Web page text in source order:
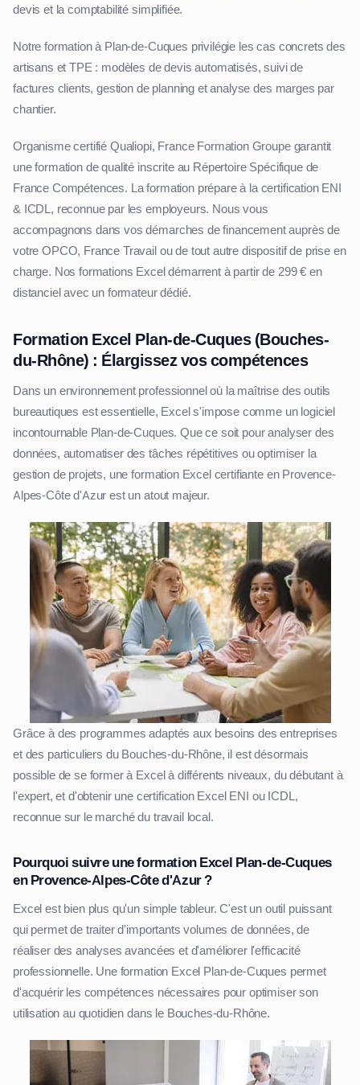
devis et la comptabilité simplifiée.
Notre formation à Plan-de-Cuques privilégie les cas concrets des
artisans et TPE : modèles de devis automatisés, suivi de
factures clients, gestion de planning et analyse des marges par
chantier.
Organisme certifié Qualiopi, France Formation Groupe garantit
une formation de qualité inscrite au Répertoire Spécifique de
France Compétences. La formation prépare à la certification ENI
& ICDL, reconnue par les employeurs. Nous vous
accompagnons dans vos démarches de financement auprès de
votre OPCO, France Travail ou de tout autre dispositif de prise en
charge. Nos formations Excel démarrent à partir de 299 € en
distanciel avec un formateur dédié.
Formation Excel Plan-de-Cuques (Bouches-
du-Rhône) : Élargissez vos compétences
Dans un environnement professionnel où la maîtrise des outils
bureautiques est essentielle, Excel s'impose comme un logiciel
incontournable Plan-de-Cuques. Que ce soit pour analyser des
données, automatiser des tâches répétitives ou optimiser la
gestion de projets, une formation Excel certifiante en Provence-
Alpes-Côte d'Azur est un atout majeur.
Grâce à des programmes adaptés aux besoins des entreprises
et des particuliers du Bouches-du-Rhône, il est désormais
possible de se former à Excel à différents niveaux, du débutant à
l'expert, et d'obtenir une certification Excel ENI ou ICDL,
reconnue sur le marché du travail local.
Pourquoi suivre une formation Excel Plan-de-Cuques
en Provence-Alpes-Côte d'Azur ?
Excel est bien plus qu'un simple tableur. C'est un outil puissant
qui permet de traiter d'importants volumes de données, de
réaliser des analyses avancées et d'améliorer l'efficacité
professionnelle. Une formation Excel Plan-de-Cuques permet
d'acquérir les compétences nécessaires pour optimiser son
utilisation au quotidien dans le Bouches-du-Rhône.